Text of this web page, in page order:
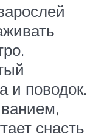
и поводок.
снасть